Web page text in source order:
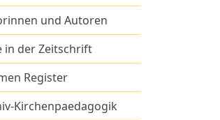
und Autoren
in der Zeitschrift
Register
Kirchenpaedagogik